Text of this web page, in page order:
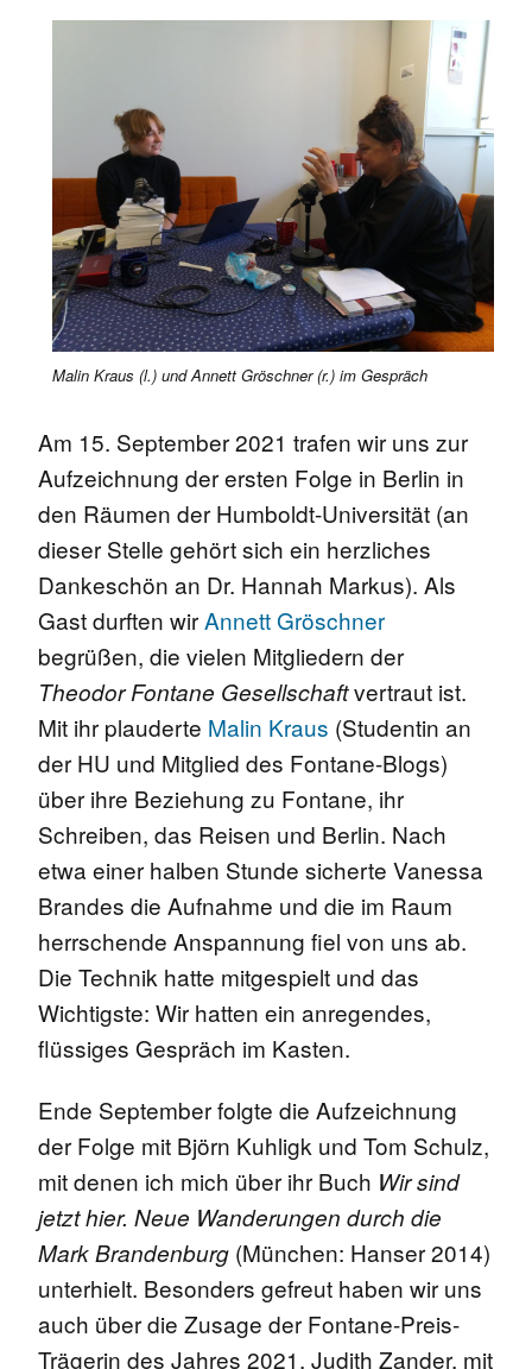
Malin Kraus (l.) und Annett Gröschner (r.) im Gespräch
Am 15. September 2021 trafen wir uns zur
Aufzeichnung der ersten Folge in Berlin in
den Räumen der Humboldt-Universität (an
dieser Stelle gehört sich ein herzliches
Dankeschön an Dr. Hannah Markus). Als
Gast durften wirAnnett Gröschner
begrüßen, die vielen Mitgliedern der
Theodor Fontane Gesellschaftvertraut ist.
Mit ihr plauderte Malin Kraus (Studentin an
der HU und Mitglied des Fontane-Blogs)
über ihre Beziehung zu Fontane, ihr
Schreiben, das Reisen und Berlin. Nach
etwa einer halben Stunde sicherte Vanessa
Brandes die Aufnahme und die im Raum
herrschende Anspannung fiel von uns ab.
Die Technik hatte mitgespielt und das
Wichtigste: Wir hatten ein anregendes,
flüssiges Gespräch im Kasten.
Ende September folgte die Aufzeichnung
der Folge mit Björn Kuhligk und Tom Schulz,
mit denen ich mich über ihr Buch Wir sind
jetzt hier. Neue Wanderungen durch die
Mark Brandenburg (München: Hanser 2014)
unterhielt. Besonders gefreut haben wir uns
auch über die Zusage der Fontane-Preis-
Trägerin des Jahres 2021, Judith Zander, mit